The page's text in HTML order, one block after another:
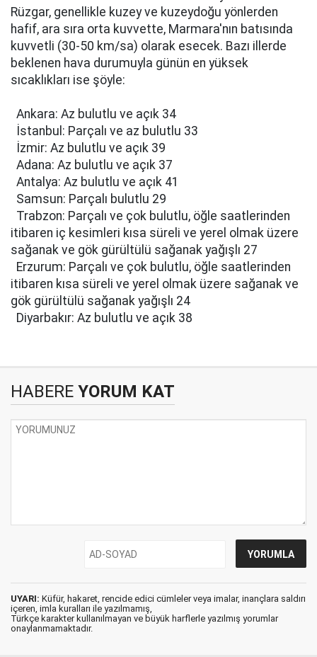
Rüzgar, genellikle kuzey ve kuzeydoğu yönlerden
hafif, ara sıra orta kuvvette, Marmara'nın batısında
kuvvetli (30-50 km/sa) olarak esecek. Bazı illerde
beklenen hava durumuyla günün en yüksek
sıcaklıkları ise şöyle:
Ankara: Az bulutlu ve açık 34
İstanbul: Parçalı ve az bulutlu 33
İzmir: Az bulutlu ve açık 39
Adana: Az bulutlu ve açık 37
Antalya: Az bulutlu ve açık 41
Samsun: Parçalı bulutlu 29
Trabzon: Parçalı ve çok bulutlu, öğle saatlerinden
itibaren iç kesimleri kısa süreli ve yerel olmak üzere
sağanak ve gök gürültülü sağanak yağışlı 27
Erzurum: Parçalı ve çok bulutlu, öğle saatlerinden
itibaren kısa süreli ve yerel olmak üzere sağanak ve
gök gürültülü sağanak yağışlı 24
Diyarbakır: Az bulutlu ve açık 38
HABERE YORUM KAT
UYARI: Küfür, hakaret, rencide edici cümleler veya imalar, inançlara saldırı
içeren, imla kuralları ile yazılmamış,
Türkçe karakter kullanılmayan ve büyük harflerle yazılmış yorumlar
onaylanmamaktadır.